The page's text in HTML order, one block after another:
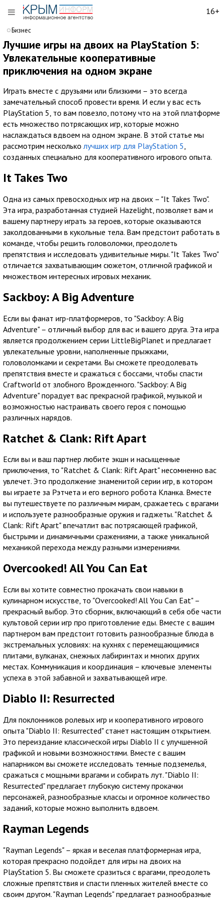
16+
Бизнес
Лучшие игры на двоих на PlayStation 5:
Увлекательные кооперативные
приключения на одном экране
Играть вместе с друзьями или близкими – это всегда
замечательный способ провести время. И если у вас есть
PlayStation 5, то вам повезло, потому что на этой платформе
есть множество потрясающих игр, которые можно
наслаждаться вдвоем на одном экране. В этой статье мы
рассмотрим нескольколучших игр для PlayStation 5,
созданных специально для кооперативного игрового опыта.
It Takes Two
Одна из самых превосходных игр на двоих – "It Takes Two".
Эта игра, разработанная студией Hazelight, позволяет вам и
вашему партнеру играть за героев, которые оказываются
заколдованными в кукольные тела. Вам предстоит работать в
команде, чтобы решить головоломки, преодолеть
препятствия и исследовать удивительные миры. "It Takes Two"
отличается захватывающим сюжетом, отличной графикой и
множеством интересных игровых механик.
Sackboy: A Big Adventure
Если вы фанат игр-платформеров, то "Sackboy: A Big
Adventure" – отличный выбор для вас и вашего друга. Эта игра
является продолжением серии LittleBigPlanet и предлагает
увлекательные уровни, наполненные прыжками,
головоломками и секретами. Вы сможете преодолевать
препятствия вместе и сражаться с боссами, чтобы спасти
Craftworld от злобного Врожденного. "Sackboy: A Big
Adventure" порадует вас прекрасной графикой, музыкой и
возможностью настраивать своего героя с помощью
различных нарядов.
Ratchet & Clank: Rift Apart
Если вы и ваш партнер любите экшн и насыщенные
приключения, то "Ratchet & Clank: Rift Apart" несомненно вас
увлечет. Это продолжение знаменитой серии игр, в котором
вы играете за Рэтчета и его верного робота Кланка. Вместе
вы путешествуете по различным мирам, сражаетесь с врагами
и используете разнообразные оружия и гаджеты. "Ratchet &
Clank: Rift Apart" впечатлит вас потрясающей графикой,
быстрыми и динамичными сражениями, а также уникальной
механикой перехода между разными измерениями.
Overcooked! All You Can Eat
Если вы хотите совместно прокачать свои навыки в
кулинарном искусстве, то "Overcooked! All You Can Eat" –
прекрасный выбор. Это сборник, включающий в себя обе части
культовой серии игр про приготовление еды. Вместе с вашим
партнером вам предстоит готовить разнообразные блюда в
экстремальных условиях: на кухнях с перемещающимися
плитами, вулканах, снежных лабиринтах и многих других
местах. Коммуникация и координация – ключевые элементы
успеха в этой забавной и захватывающей игре.
Diablo II: Resurrected
Для поклонников ролевых игр и кооперативного игрового
опыта "Diablo II: Resurrected" станет настоящим открытием.
Это переиздание классической игры Diablo II с улучшенной
графикой и новыми возможностями. Вместе с вашим
напарником вы сможете исследовать темные подземелья,
сражаться с мощными врагами и собирать лут. "Diablo II:
Resurrected" предлагает глубокую систему прокачки
персонажей, разнообразные классы и огромное количество
заданий, которые можно выполнить вдвоем.
Rayman Legends
"Rayman Legends" – яркая и веселая платформерная игра,
которая прекрасно подойдет для игры на двоих на
PlayStation 5. Вы сможете сразиться с врагами, преодолеть
сложные препятствия и спасти пленных жителей вместе со
своим другом. "Rayman Legends" предлагает разнообразные